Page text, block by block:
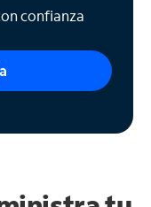
confianza